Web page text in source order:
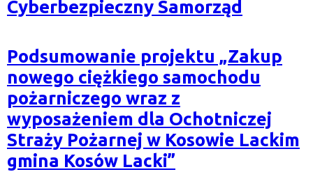
CYBERBEZPIECZNY
SAMORZĄD
Cyberbezpieczny Samorząd
Podsumowanie projektu „Zakup
nowego ciężkiego samochodu
pożarniczego wraz z
wyposażeniem dla Ochotniczej
Straży Pożarnej w Kosowie Lackim
gmina Kosów Lacki”